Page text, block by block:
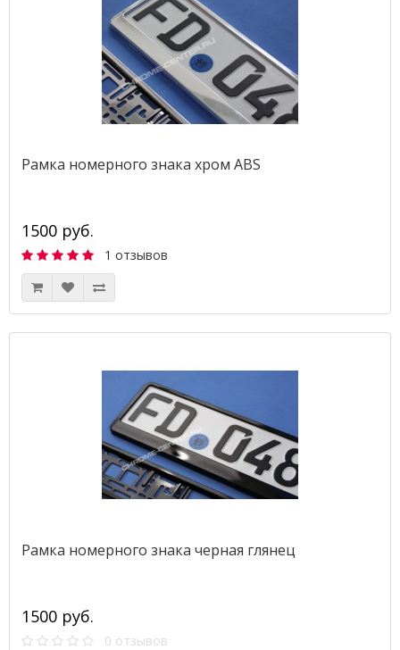
Рамка номерного знака хром ABS
1500 руб.
1 отзывов
Рамка номерного знака черная глянец
1500 руб.
0 отзывов